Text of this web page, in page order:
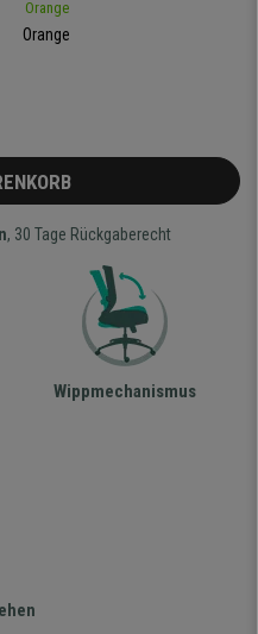
Orange
, 30 Tage Rückgaberecht
Wippmechanismus